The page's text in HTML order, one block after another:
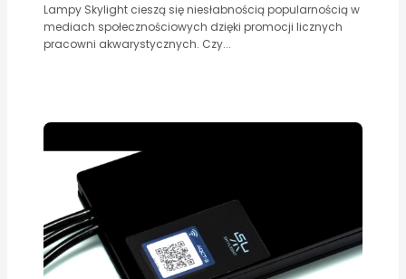
Lampy Skylight cieszą się niesłabnością popularnością w
mediach społecznościowych dzięki promocji licznych
pracowni akwarystycznych. Czy...